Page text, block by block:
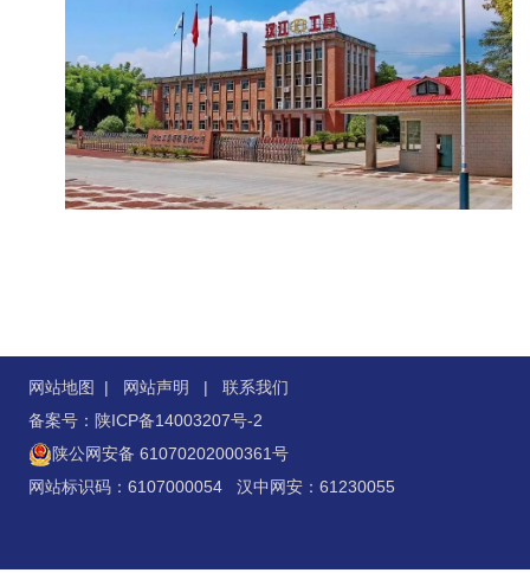
网站地图 | 网站声明 | 联系我们
备案号：陕ICP备14003207号-2
陕公网安备 61070202000361号
网站标识码：6107000054 汉中网安：61230055